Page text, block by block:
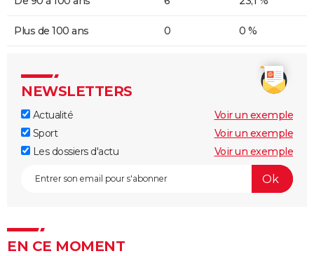
Plus de 100 ans 0 0 %
NEWSLETTERS
Actualité
Voir un exemple
Sport
Voir un exemple
Les dossiers d'actu
Voir un exemple
EN CE MOMENT